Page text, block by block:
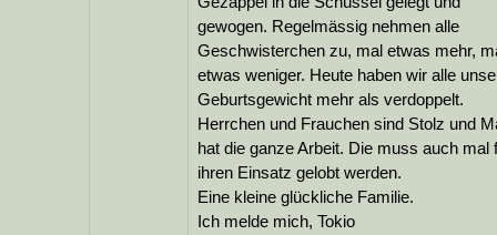
gewogen. Regelmässig nehmen alle
Geschwisterchen zu, mal etwas mehr,
etwas weniger. Heute haben wir alle
Geburtsgewicht mehr als verdoppelt.
Herrchen und Frauchen sind Stolz und
hat die ganze Arbeit. Die muss auch mal
ihren Einsatz gelobt werden.
Eine kleine glückliche Familie.
Ich melde mich, Tokio